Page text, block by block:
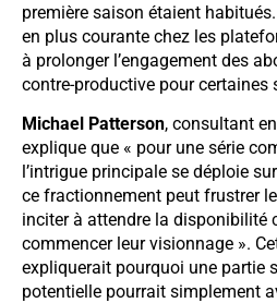
première saison étaient
en plus courante chez les
à prolonger l’engagement des
contre-productive pour certaines
Michael Patterson, consultant
explique que « pour une série
l’intrigue principale se déploie
ce fractionnement peut frustrer
inciter à attendre la disponibilité
commencer leur visionnage ».
expliquerait pourquoi une partie
potentielle pourrait simplement